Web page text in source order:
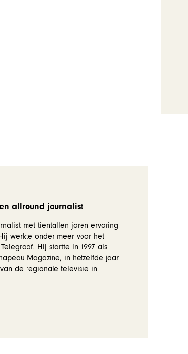
allround journalist
met tientallen jaren ervaring
werkte onder meer voor het
Hij startte in 1997 als
Magazine, in hetzelfde jaar
de regionale televisie in